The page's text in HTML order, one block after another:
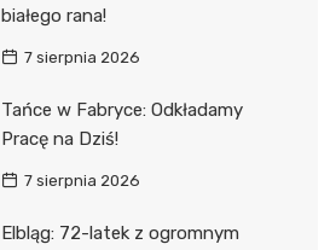
białego rana!
7 sierpnia 2026
Tańce w Fabryce: Odkładamy
Pracę na Dziś!
7 sierpnia 2026
Elbląg: 72-latek z ogromnym